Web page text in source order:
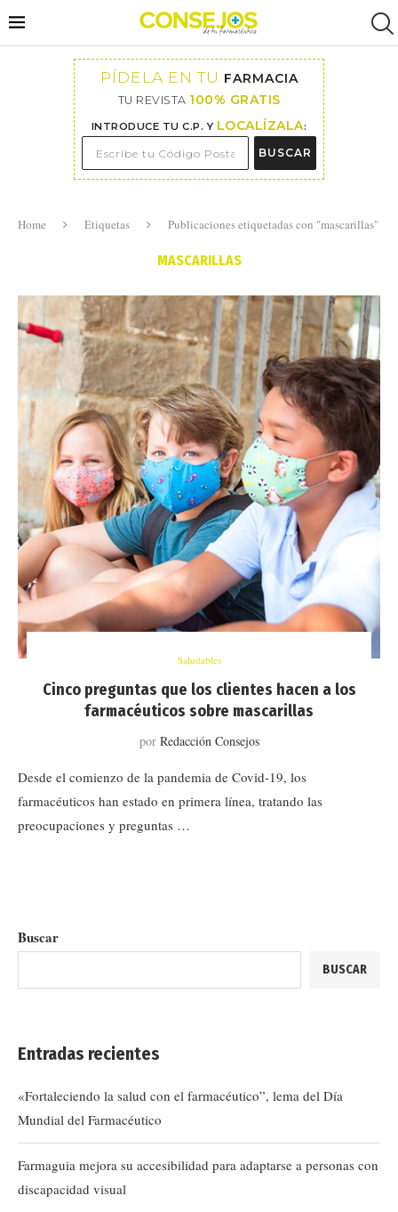
PÍDELA EN TU FARMACIA
TU REVISTA 100% GRATIS
INTRODUCE TU C.P. Y LOCALÍZALA:
BUSCAR
Home Etiquetas Publicaciones etiquetadas con "mascarillas"
MASCARILLAS
Saludables
Cinco preguntas que los clientes hacen a los
farmacéuticos sobre mascarillas
por Redacción Consejos
Desde el comienzo de la pandemia de Covid-19, los
farmacéuticos han estado en primera línea, tratando las
preocupaciones y preguntas …
Buscar
BUSCAR
Entradas recientes
«Fortaleciendo la salud con el farmacéutico”, lema del Día
Mundial del Farmacéutico
Farmaguia mejora su accesibilidad para adaptarse a personas con
discapacidad visual